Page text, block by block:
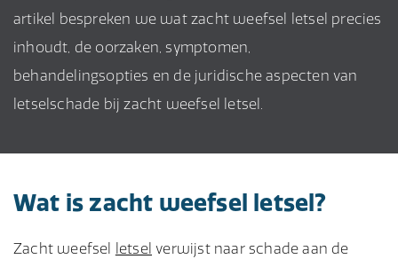
artikel bespreken we wat zacht weefsel letsel precies
inhoudt, de oorzaken, symptomen,
behandelingsopties en de juridische aspecten van
letselschade bij zacht weefsel letsel.
Wat is zacht weefsel letsel?
Zacht weefsel letsel verwijst naar schade aan de